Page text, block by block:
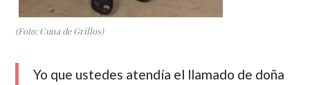
(Foto: Cuna de Grillos)
Yo que ustedes atendía el llamado de doña